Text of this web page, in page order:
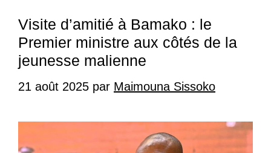
Visite d’amitié à Bamako : le
Premier ministre aux côtés de la
jeunesse malienne
21 août 2025 par Maimouna Sissoko